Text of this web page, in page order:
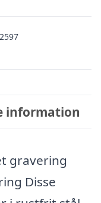
information
gravering
Disse